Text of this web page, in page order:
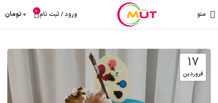
منو ورود / ثبت نام 0
0 تومان
17
فروردین